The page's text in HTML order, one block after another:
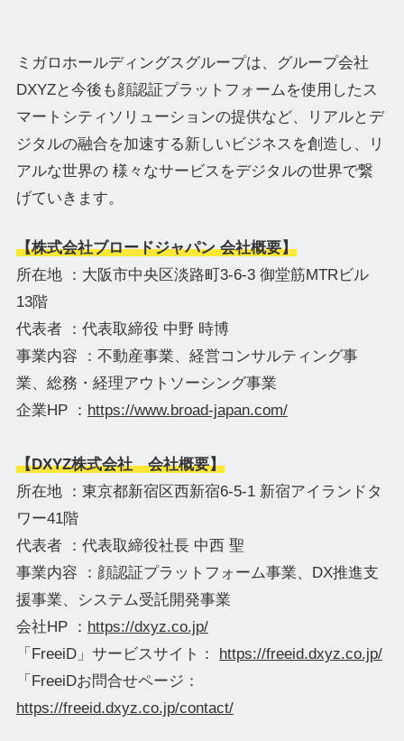
ミガロホールディングスグループは、グループ会社
DXYZと今後も顔認証プラットフォームを使用したス
マートシティソリューションの提供など、リアルとデ
ジタルの融合を加速する新しいビジネスを創造し、リ
アルな世界の 様々なサービスをデジタルの世界で繋
げていきます。
【株式会社ブロードジャパン 会社概要】
所在地 ：大阪市中央区淡路町3-6-3 御堂筋MTRビル
13階
代表者 ：代表取締役 中野 時博
事業内容 ：不動産事業、経営コンサルティング事
業、総務・経理アウトソーシング事業
企業HP ： https://www.broad-japan.com/
【DXYZ株式会社 会社概要】
所在地 ：東京都新宿区⻄新宿6-5-1 新宿アイランドタ
ワー41階
代表者 ：代表取締役社⻑ 中⻄ 聖
事業内容 ：顔認証プラットフォーム事業、DX推進支
援事業、システム受託開発事業
会社HP ： https://dxyz.co.jp/
「FreeiD」サービスサイト： https://freeid.dxyz.co.jp/
「FreeiDお問合せページ：
https://freeid.dxyz.co.jp/contact/